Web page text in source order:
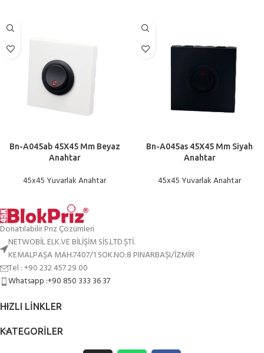
Bn-A045ab 45X45 Mm Beyaz
Anahtar
45x45 Yuvarlak Anahtar
Bn-A045as 45X45 Mm Siyah
Anahtar
45x45 Yuvarlak Anahtar
Donatılabilir Priz Çözümleri
NETWOBİL ELK.VE BİLİŞİM SİS.LTD.ŞTİ.
KEMALPAŞA MAH.7407/1 SOK.NO:8 PINARBAŞI/İZMİR
Tel : +90 232 457 29 00
Whatsapp :+90 850 333 36 37
HIZLI LINKLER
KATEGORILER